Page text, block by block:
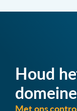
Houd
Met ons